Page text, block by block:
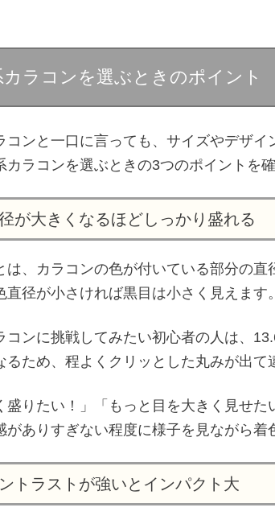
カラコンを選ぶときのポイント
コンと一口に言っても、サイズやデザ
カラコンを選ぶときの3つのポイントを
が大きくなるほどしっかり盛れる
は、カラコンの色が付いている部分の
直径が小さければ黒目は小さく見えます。
コンに挑戦してみたい初心者の人は、
るため、程よくクリッとした丸みが出て
盛りたい！」「もっと目を大きく見せ
がありすぎない程度に様子を見ながら着
トラストが強いとインパクト大